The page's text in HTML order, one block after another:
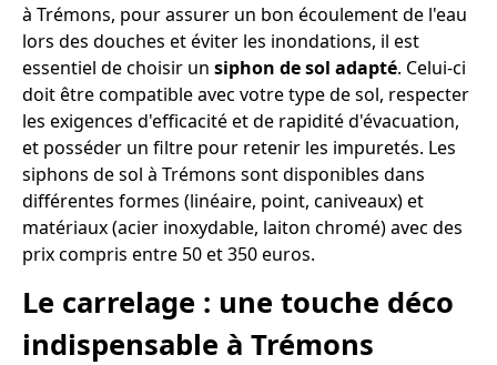
à Trémons, pour assurer un bon écoulement de l'eau
lors des douches et éviter les inondations, il est
essentiel de choisir un siphon de sol adapté. Celui-ci
doit être compatible avec votre type de sol, respecter
les exigences d'efficacité et de rapidité d'évacuation,
et posséder un filtre pour retenir les impuretés. Les
siphons de sol à Trémons sont disponibles dans
différentes formes (linéaire, point, caniveaux) et
matériaux (acier inoxydable, laiton chromé) avec des
prix compris entre 50 et 350 euros.
Le carrelage : une touche déco
indispensable à Trémons